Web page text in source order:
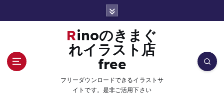
Rinoのきまぐ
れイラスト店
free
フリーダウンロードできるイラストサ
イトです。是非ご活用下さい